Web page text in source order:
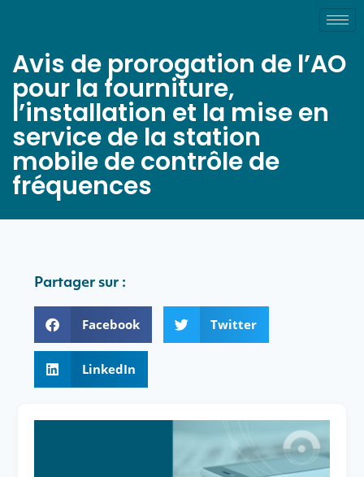
Avis de prorogation de l’AO
pour la fourniture,
l’installation et la mise en
service de la station
mobile de contrôle de
fréquences
Partager sur :
Facebook Twitter
LinkedIn